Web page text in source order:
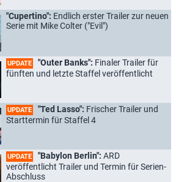
"Cupertino": Endlich erster Trailer zur neuen
Serie mit Mike Colter ("Evil")
UPDATE "Outer Banks": Finaler Trailer für
fünften und letzte Staffel veröffentlicht
UPDATE "Ted Lasso": Frischer Trailer und
Starttermin für Staffel 4
UPDATE "Babylon Berlin": ARD
veröffentlicht Trailer und Termin für Serien-
Abschluss